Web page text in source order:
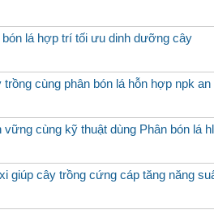
bón lá hợp trí tối ưu dinh dưỡng cây
cùng phân bón lá hỗn hợp npk an
vững cùng kỹ thuật dùng Phân bón lá
giúp cây trồng cứng cáp tăng năng